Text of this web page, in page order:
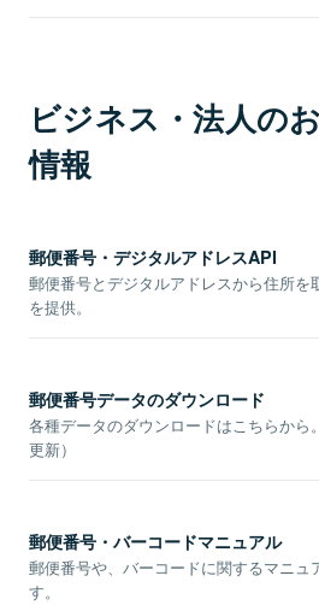
ビジネス・法人の
情報
郵便番号・デジタルアドレスAPI
郵便番号とデジタルアドレスから住所を
を提供。
郵便番号データのダウンロード
各種データのダウンロードはこちらから
更新）
郵便番号・バーコードマニュアル
郵便番号や、バーコードに関するマニュ
す。